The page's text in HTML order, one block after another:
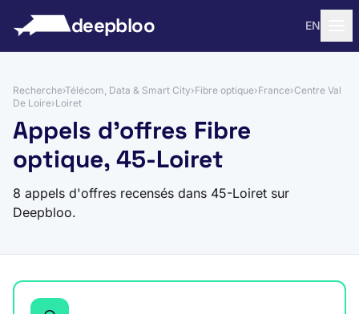
deepbloo EN
Recherche›Télécom, Data & Smart City›Fibre optique›France›Centre Val
De Loire›Loiret
Appels d'offres Fibre
optique, 45-Loiret
8 appels d'offres recensés dans 45-Loiret sur
Deepbloo.